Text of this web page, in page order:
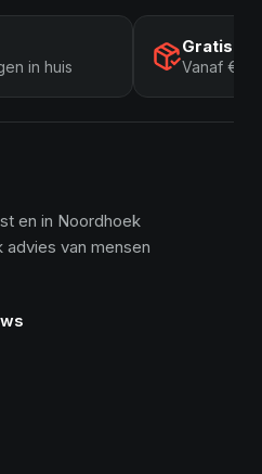
in huis
Gratis
Vanaf €
en in Noordhoek
van mensen